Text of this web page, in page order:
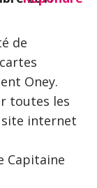
de
Oney.
toutes les
internet
Capitaine